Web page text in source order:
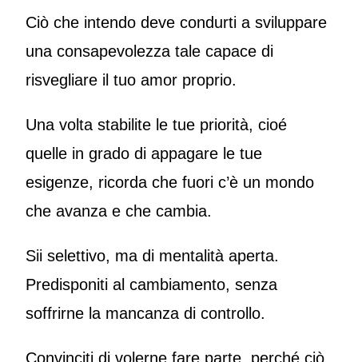
Ciò che intendo deve condurti a sviluppare
una consapevolezza tale capace di
risvegliare il tuo amor proprio.
Una volta stabilite le tue priorità, cioé
quelle in grado di appagare le tue
esigenze, ricorda che fuori c’è un mondo
che avanza e che cambia.
Sii selettivo, ma di mentalità aperta.
Predisponiti al cambiamento, senza
soffrirne la mancanza di controllo.
Convinciti di volerne fare parte, perché ciò